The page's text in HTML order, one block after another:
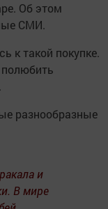
Об этом
СМИ.
к такой покупке.
разнообразные
и
В мире